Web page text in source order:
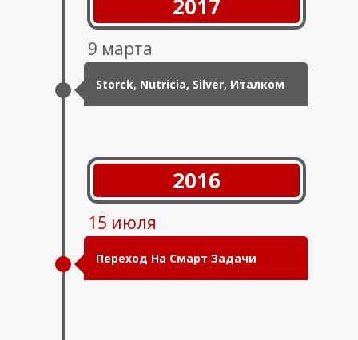
2017
9 марта
Storck, Nutricia, Silver, Италком
2016
15 июля
Переход На Смарт Задачи